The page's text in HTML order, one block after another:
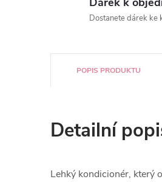
Dostanete dárek ke
POPIS PRODUKTU
Detailní
Lehký kondicionér, který